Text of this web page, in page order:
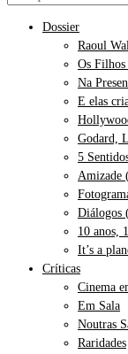
Dossier
Raoul
Os Filhos
Na
E elas
Godard,
5
Amizade
Diálogos
10 anos,
It’s a
Críticas
Cinema
Em Sala
Noutras
Raridades